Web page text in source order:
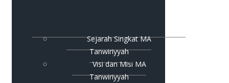
Sejarah Singkat MA
Tanwiriyyah
Visi dan Misi MA
Tanwiriyyah